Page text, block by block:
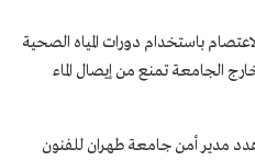
باستخدام دورات المياه الصحية
الجامعة تمنع من إيصال الماء
أمن جامعة طهران للفنون